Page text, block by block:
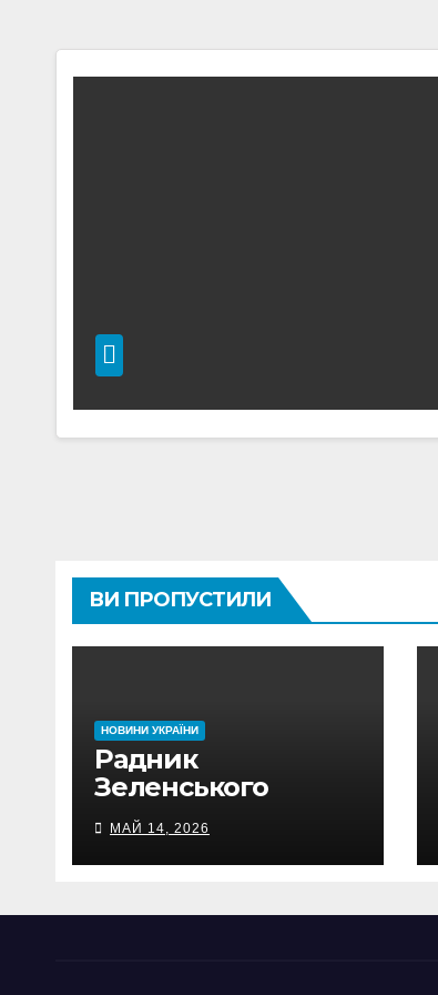
ВИ ПРОПУСТИЛИ
НОВИНИ УКРАЇНИ
Радник
Зеленського
прокоментував
консультації
Єрмака у ворожки
МАЙ 14, 2026